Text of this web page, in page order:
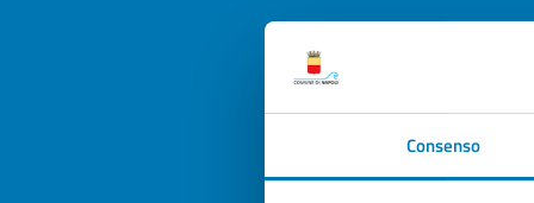
Consenso
Valuta